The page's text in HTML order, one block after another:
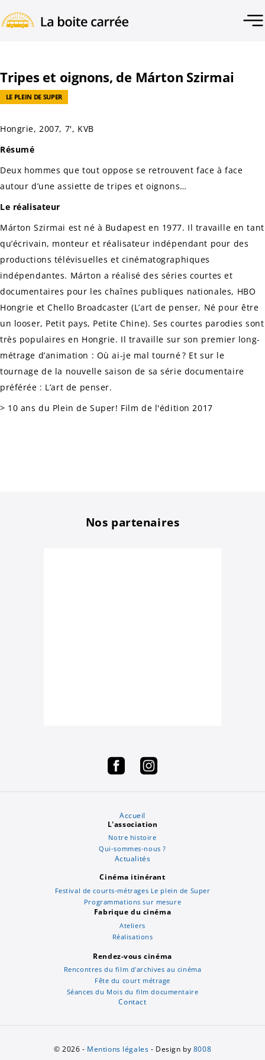
Tripes et oignons, de Márton Szirmai
LE PLEIN DE SUPER
Hongrie, 2007, 7', KVB
Résumé
Deux hommes que tout oppose se retrouvent face à face
autour d’une assiette de tripes et oignons…
Le réalisateur
Márton Szirmai est né à Budapest en 1977. Il travaille en tant
qu’écrivain, monteur et réalisateur indépendant pour des
productions télévisuelles et cinématographiques
indépendantes. Márton a réalisé des séries courtes et
documentaires pour les chaînes publiques nationales, HBO
Hongrie et Chello Broadcaster (L’art de penser, Né pour être
un looser, Petit pays, Petite Chine). Ses courtes parodies sont
très populaires en Hongrie. Il travaille sur son premier long-
métrage d’animation : Où ai-je mal tourné ? Et sur le
tournage de la nouvelle saison de sa série documentaire
préférée : L’art de penser.
> 10 ans du Plein de Super! Film de l'édition 2017
Nos partenaires
Accueil
L'association
Notre histoire
Qui-sommes-nous ?
Actualités
Cinéma itinérant
Festival de courts-métrages Le plein de Super
Programmations sur mesure
Fabrique du cinéma
Ateliers
Réalisations
Rendez-vous cinéma
Rencontres du film d'archives au cinéma
Fête du court métrage
Séances du Mois du film documentaire
Contact
© 2026 - Mentions légales - Design by 8008